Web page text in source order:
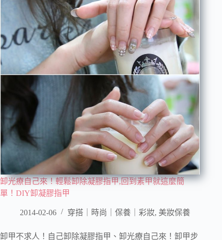
卸光療自己來！輕鬆卸除凝膠指甲,回到素甲就這麼簡
單！DIY卸凝膠指甲
2014-02-06 穿搭｜時尚｜保養｜彩妝, 美妝保養
卸甲不求人！自己卸除凝膠指甲、卸光療自己來！卸甲步